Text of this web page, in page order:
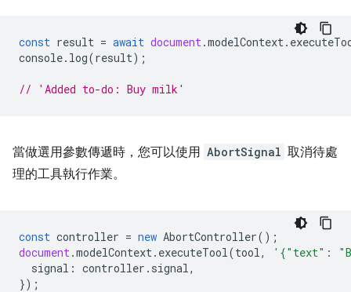
const result = await document.modelContext.
console. log(result);
// 'Added to-do: Buy milk'
當做選用參數傳遞時，您可以使用 AbortSignal 取消待處
理的工具執行作業。
const controller = new AbortController();
document.modelContext. executeTool(tool,
'{"text":
signal : controller . signal,
});